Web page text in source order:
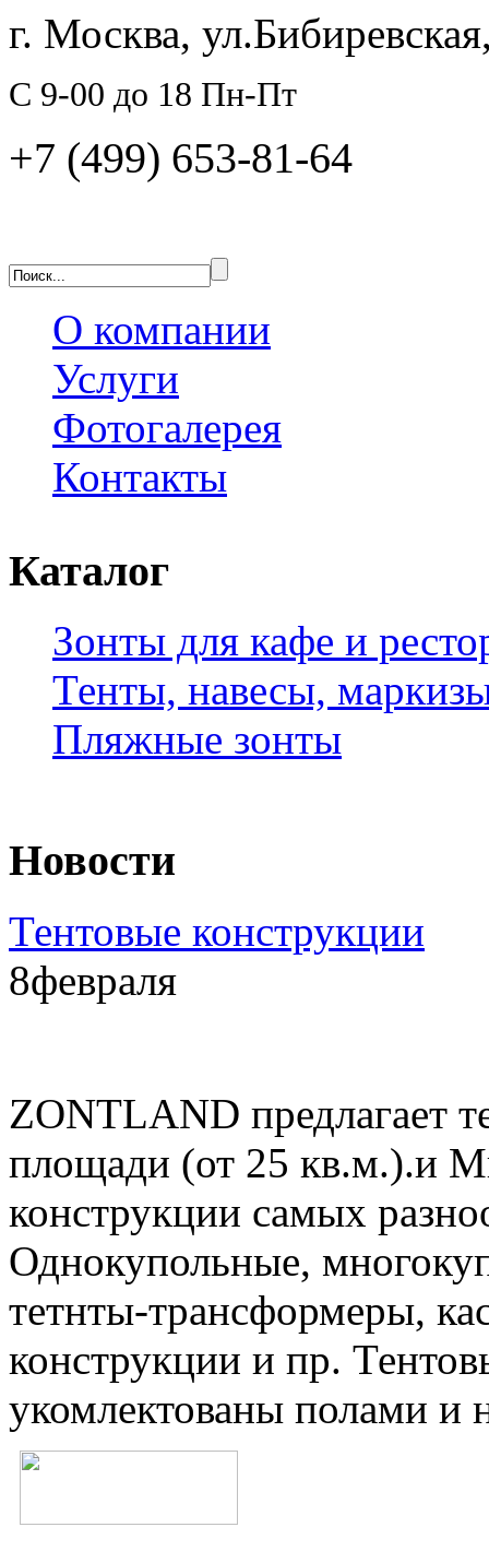
г. Москва,
C 9-00 до 18 Пн-Пт
+7 (499) 653-81-64
О компании
Услуги
Фотогалерея
Контакты
Каталог
Зонты для кафе и
Тенты, навесы,
Пляжные зонты
Новости
Тентовые конструкции
8февраля
ZONTLAND предлагает
площади (от 25 кв.м.).и
конструкции самых
Однокупольные,
тетнты-трансформеры,
конструкции и пр.
укомлектованы полами и